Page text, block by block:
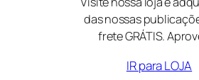
das nossas
frete GRÁTIS.
IR para LOJA